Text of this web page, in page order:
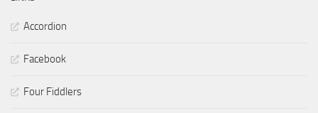
Accordion
Facebook
Four Fiddlers